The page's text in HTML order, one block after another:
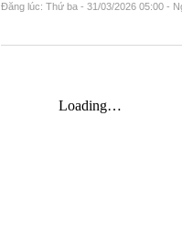
Đăng lúc: Thứ ba - 31/03/2026 05:00 -